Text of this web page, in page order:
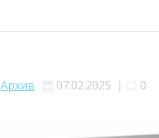
Архив 07.02.2025 | 0